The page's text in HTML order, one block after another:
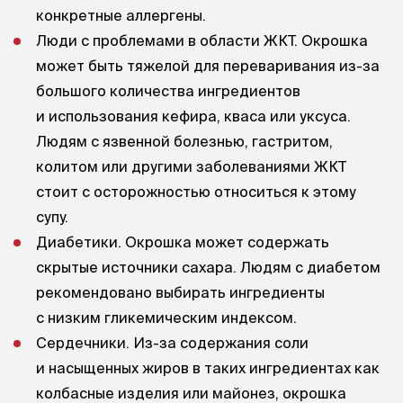
конкретные аллергены.
Люди с проблемами в области ЖКТ. Окрошка
может быть тяжелой для переваривания из-за
большого количества ингредиентов
и использования кефира, кваса или уксуса.
Людям с язвенной болезнью, гастритом,
колитом или другими заболеваниями ЖКТ
стоит с осторожностью относиться к этому
супу.
Диабетики. Окрошка может содержать
скрытые источники сахара. Людям с диабетом
рекомендовано выбирать ингредиенты
с низким гликемическим индексом.
Сердечники. Из-за содержания соли
и насыщенных жиров в таких ингредиентах как
колбасные изделия или майонез, окрошка